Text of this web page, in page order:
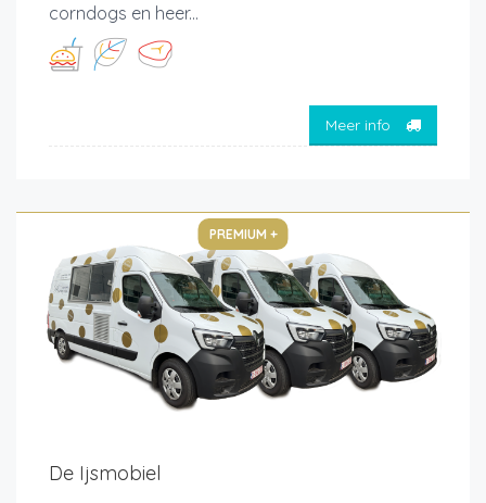
corndogs en heer...
Meer info
PREMIUM +
De Ijsmobiel